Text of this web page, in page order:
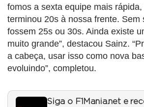
fomos a sexta equipe mais
terminou 20s à nossa frente. Sem
fossem 25s ou 30s. Ainda existe
muito grande”, destacou Sainz.
a cabeça, usar isso como nova
evoluindo”, completou.
Siga o F1Mania.net e